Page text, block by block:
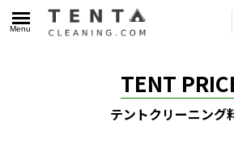
Menu
TENT
テントクリーニング